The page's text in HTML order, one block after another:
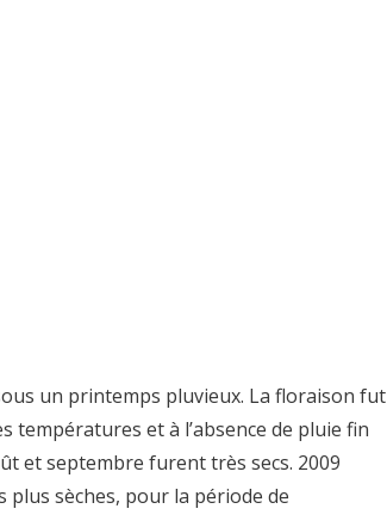
un printemps pluvieux. La floraison fut
températures et à l’absence de pluie fin
et septembre furent très secs. 2009
plus sèches, pour la période de